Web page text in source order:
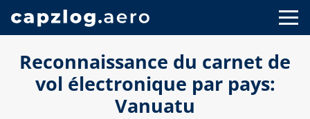
Reconnaissance du carnet de
vol électronique par pays:
Vanuatu